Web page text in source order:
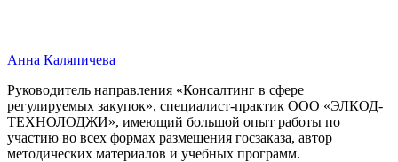
Анна Каляпичева
Руководитель направления «Консалтинг в сфере
регулируемых закупок», специалист-практик ООО «ЭЛКОД-
ТЕХНОЛОДЖИ», имеющий большой опыт работы по
участию во всех формах размещения госзаказа, автор
методических материалов и учебных программ.